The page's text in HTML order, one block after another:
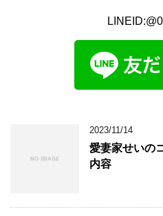
2023/11/14
愛妻家せいの
内容